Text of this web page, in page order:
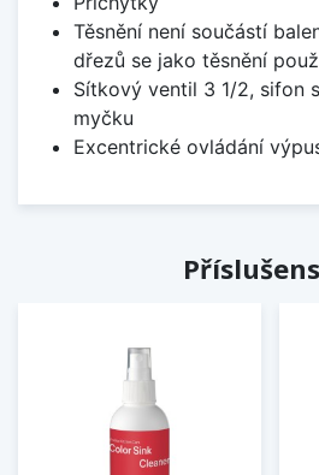
Těsnění není součástí
dřezů se jako těsnění
Sítkový ventil 3 1/2, sifon
myčku
Excentrické ovládání